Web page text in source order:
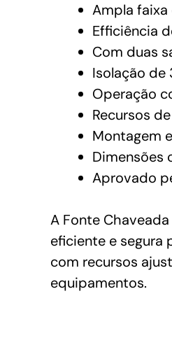
Ampla
Efficiência
Com duas
Isolação de
Operação
Recursos
Montagem
Dimensões
Aprovado
A Fonte
eficiente e segura
com recursos
equipamentos.